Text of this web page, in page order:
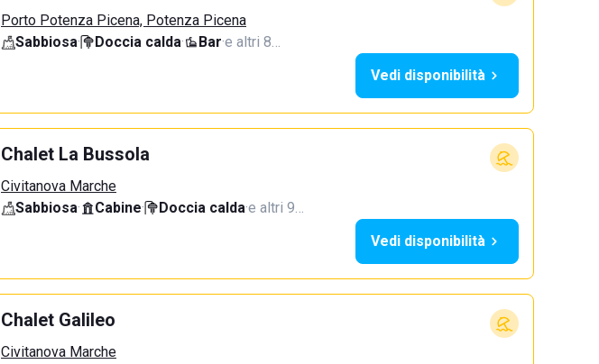
Porto Potenza Picena, Potenza Picena
Sabbiosa· Doccia calda· Bar·e altri 8…
Vedi disponibilità
Chalet La Bussola
Civitanova Marche
Sabbiosa· Cabine· Doccia calda·e altri 9…
Vedi disponibilità
Chalet Galileo
Civitanova Marche